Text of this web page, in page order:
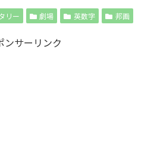
リー 劇場 英数字 邦画
ンサーリンク